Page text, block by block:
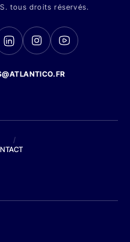
tous droits réservés.
/